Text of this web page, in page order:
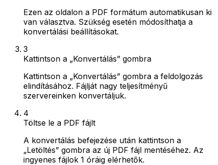
Ezen az oldalon a PDF formátum automatikusan ki
van választva. Szükség esetén módosíthatja a
konvertálási beállításokat.
3
Kattintson a „Konvertálás” gombra
Kattintson a „Konvertálás” gombra a feldolgozás
elindításához. Fájlját nagy teljesítményű
szervereinken konvertáljuk.
4
Töltse le a PDF fájlt
A konvertálás befejezése után kattintson a
„Letöltés” gombra az új PDF fájl mentéséhez. Az
ingyenes fájlok 1 óráig elérhetők.